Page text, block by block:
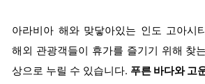
아라비아 해와 맞닿아있는 인도 고아시
해외 관광객들이 휴가를 즐기기 위해 찾
상으로 누릴 수 있습니다. 푸른 바다와 고